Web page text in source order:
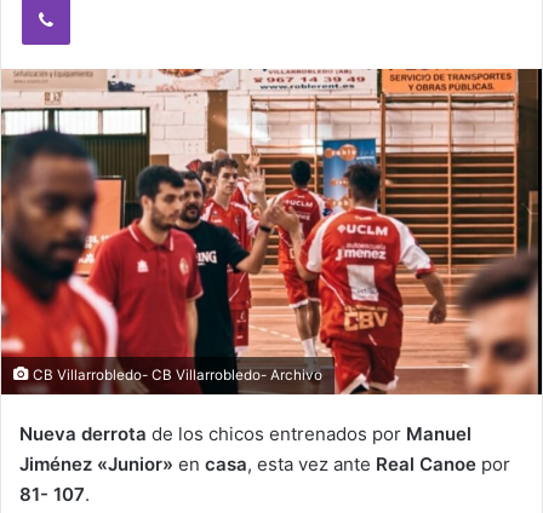
CB Villarrobledo- CB Villarrobledo- Archivo
Nueva derrota de los chicos entrenados por Manuel
Jiménez «Junior» en casa, esta vez ante Real Canoe por
81- 107.